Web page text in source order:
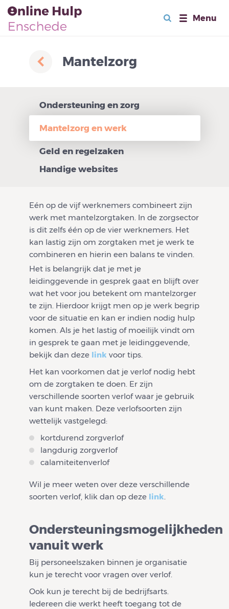
Menu
Mantelzorg
Ondersteuning en zorg
Mantelzorg en werk
Geld en regelzaken
Handige websites
Eén op de vijf werknemers combineert zijn
werk met mantelzorgtaken. In de zorgsector
is dit zelfs één op de vier werknemers. Het
kan lastig zijn om zorgtaken met je werk te
combineren en hierin een balans te vinden.
Het is belangrijk dat je met je
leidinggevende in gesprek gaat en blijft over
wat het voor jou betekent om mantelzorger
te zijn. Hierdoor krijgt men op je werk begrip
voor de situatie en kan er indien nodig hulp
komen. Als je het lastig of moeilijk vindt om
in gesprek te gaan met je leidinggevende,
bekijk dan deze link voor tips.
Het kan voorkomen dat je verlof nodig hebt
om de zorgtaken te doen. Er zijn
verschillende soorten verlof waar je gebruik
van kunt maken. Deze verlofsoorten zijn
wettelijk vastgelegd:
kortdurend zorgverlof
langdurig zorgverlof
calamiteitenverlof
Wil je meer weten over deze verschillende
soorten verlof, klik dan op deze link
Ondersteuningsmogelijkheden
vanuit werk
Bij personeelszaken binnen je organisatie
kun je terecht voor vragen over verlof.
Ook kun je terecht bij de bedrijfsarts.
Iedereen die werkt heeft toegang tot de